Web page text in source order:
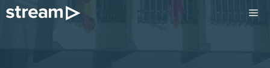
Saltar